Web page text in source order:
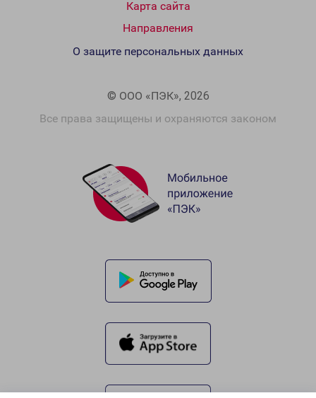
Карта сайта
Направления
© ООО «ПЭК», 2026
Все права защищены и охраняются законом
О защите персональных данных